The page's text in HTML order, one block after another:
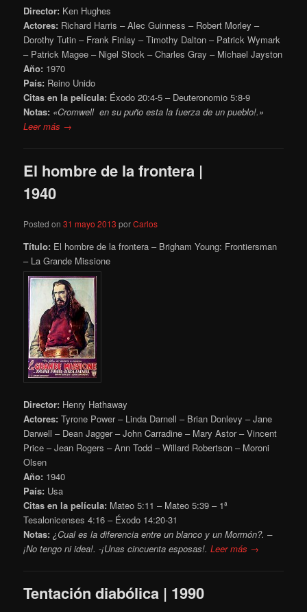
Director: Ken Hughes
Actores: Richard Harris – Alec Guinness – Robert Morley –
Dorothy Tutin – Frank Finlay – Timothy Dalton – Patrick Wymark
– Patrick Magee – Nigel Stock – Charles Gray – Michael Jayston
Año: 1970
País: Reino Unido
Citas en la película: Éxodo 20:4-5 – Deuteronomio 5:8-9
Notas: «Cromwell en su puño esta la fuerza de un pueblo!.»
Leer más →
El hombre de la frontera |
1940
Posted on31 mayo 2013 porCarlos
Título: El hombre de la frontera – Brigham Young: Frontiersman
– La Grande Missione
Director: Henry Hathaway
Actores: Tyrone Power – Linda Darnell – Brian Donlevy – Jane
Darwell – Dean Jagger – John Carradine – Mary Astor – Vincent
Price – Jean Rogers – Ann Todd – Willard Robertson – Moroni
Olsen
Año: 1940
País: Usa
Citas en la película: Mateo 5:11 – Mateo 5:39 – 1ª
Tesalonicenses 4:16 – Éxodo 14:20-31
Notas: ¿Cual es la diferencia entre un blanco y un Mormón?. –
¡No tengo ni idea!. -¡Unas cincuenta esposas!.Leer más →
Tentación diabólica | 1990